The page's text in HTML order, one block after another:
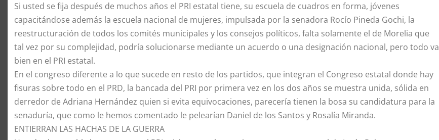
Si usted se fija después de muchos años el PRI estatal tiene, su escuela de cuadros en forma, jóvenes
capacitándose además la escuela nacional de mujeres, impulsada por la senadora Rocío Pineda Gochi, la
reestructuración de todos los comités municipales y los consejos políticos, falta solamente el de Morelia que
tal vez por su complejidad, podría solucionarse mediante un acuerdo o una designación nacional, pero todo va
bien en el PRI estatal.
En el congreso diferente a lo que sucede en resto de los partidos, que integran el Congreso estatal donde hay
fisuras sobre todo en el PRD, la bancada del PRI por primera vez en los dos años se muestra unida, sólida en
derredor de Adriana Hernández quien si evita equivocaciones, parecería tienen la bosa su candidatura para la
senaduría, que como le hemos comentado le pelearían Daniel de los Santos y Rosalía Miranda.
​ENTIERRAN LAS HACHAS DE LA GUERRA